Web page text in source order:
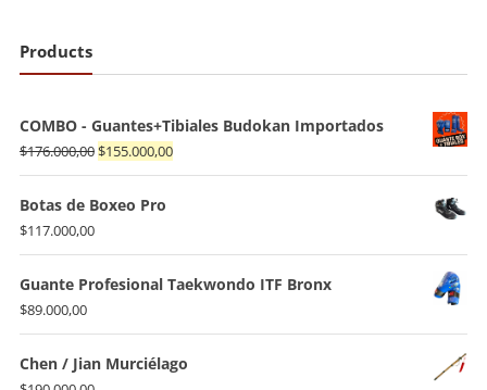
Products
COMBO - Guantes+Tibiales Budokan Importados
$176.000,00El
precio
original
$176.000,00.
$155.000,00El
precio
$155.000,00.
Botas de Boxeo Pro
$117.000,00
Guante Profesional Taekwondo ITF Bronx
$89.000,00
Chen / Jian Murciélago